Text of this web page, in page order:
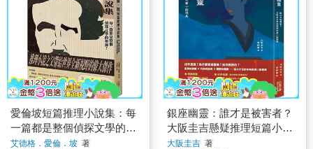
愛倫坡短篇推理小說集：每
一篇都是整個偵探文學的根
源！
艾德格．愛倫．坡 著
銀座幽靈：誰才是被害者？
大阪圭吉懸疑推理短篇小說
選集
大阪圭吉 著